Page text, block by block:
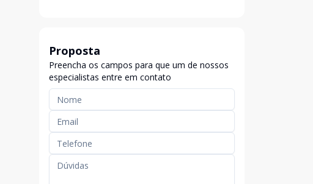
Proposta
Preencha os campos para que um de nossos
especialistas entre em contato